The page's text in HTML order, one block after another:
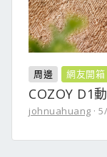
周邊 網友開箱
COZOY D1
johnuahuang